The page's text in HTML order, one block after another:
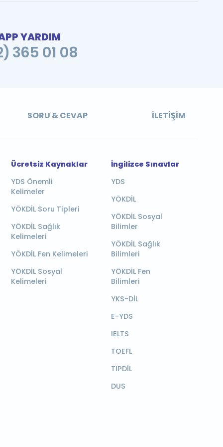
YARDIM
365 01 08
SORU & CEVAP İLETIŞIM
Ücretsiz Kaynaklar
YDS Önemli
Kelimeler
YÖKDİL Soru Tipleri
YÖKDİL Sağlık
Kelimeleri
YÖKDİL Fen Kelimeleri
YÖKDİL Sosyal
Kelimeleri
İngilizce Sınavlar
YDS
YÖKDİL
YÖKDİL Sosyal
Bilimler
YÖKDİL Sağlık
Bilimleri
YÖKDİL Fen
Bilimleri
YKS-DİL
E-YDS
IELTS
TOEFL
TIPDİL
DUS